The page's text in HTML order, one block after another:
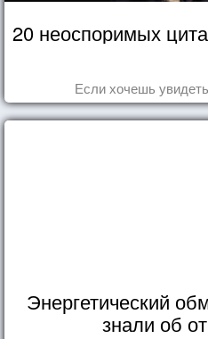
20 неоспоримых
Если хочешь
Энергетический
знали об